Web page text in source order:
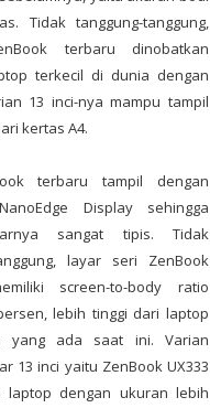
Tidak tanggung-tanggung,
terbaru dinobatkan
terkecil di dunia dengan
13 inci-nya mampu tampil
kertas A4.
terbaru tampil dengan
Display sehingga
sangat tipis. Tidak
layar seri ZenBook
screen-to-body ratio
lebih tinggi dari laptop
yang ada saat ini. Varian
13 inci yaitu ZenBook UX333
laptop dengan ukuran lebih